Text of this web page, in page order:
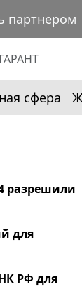
партнером
сфера
разрешили
для
РФ для